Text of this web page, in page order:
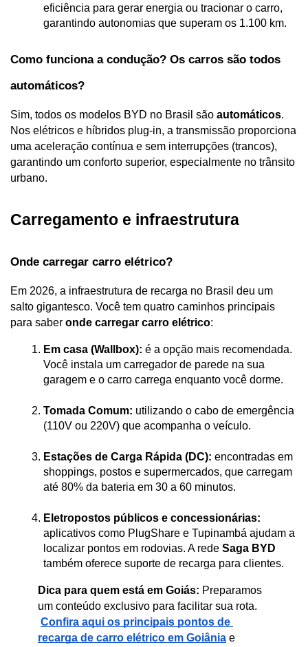
eficiência para gerar energia ou tracionar o carro,
garantindo autonomias que superam os 1.100 km.
Como funciona a condução? Os carros são todos
automáticos?
Sim, todos os modelos BYD no Brasil são automáticos.
Nos elétricos e híbridos plug-in, a transmissão proporciona
uma aceleração contínua e sem interrupções (trancos),
garantindo um conforto superior, especialmente no trânsito
urbano.
Carregamento e infraestrutura
Onde carregar carro elétrico?
Em 2026, a infraestrutura de recarga no Brasil deu um
salto gigantesco. Você tem quatro caminhos principais
para saber onde carregar carro elétrico:
Em casa (Wallbox): é a opção mais recomendada.
Você instala um carregador de parede na sua
garagem e o carro carrega enquanto você dorme.
Tomada Comum: utilizando o cabo de emergência
(110V ou 220V) que acompanha o veículo.
Estações de Carga Rápida (DC): encontradas em
shoppings, postos e supermercados, que carregam
até 80% da bateria em 30 a 60 minutos.
Eletropostos públicos e concessionárias:
aplicativos como PlugShare e Tupinambá ajudam a
localizar pontos em rodovias. A rede Saga BYD
também oferece suporte de recarga para clientes.
Dica para quem está em Goiás: Preparamos
um conteúdo exclusivo para facilitar sua rota.
Confira aqui os principais pontos de
recarga de carro elétrico em Goiânia e